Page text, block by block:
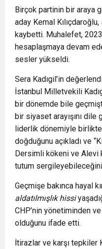
MEHMET ŞİMŞEK’TEN
Birçok partinin bir araya
aday Kemal
kaybetti. Muhalefet,
hesaplaşmaya devam
sesler yükseldi.
Sera Kadıgil’in
İstanbul Milletvekili
bir dönemde bile
bir siyaset arayışını dile
liderlik dönemiyle
doğduğunu açıkladı ve
Dersimli kökeni ve Alevi
tutum
Geçmişe bakınca hayal
aldatılmışlık hissi
CHP’nin yönetiminden
olduğunu ifade etti.
İtirazlar ve karşı tepkiler